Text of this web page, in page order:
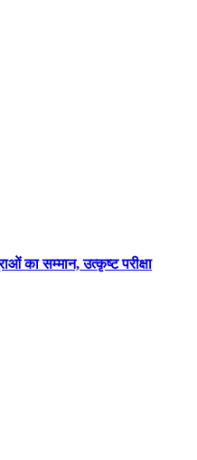
का सम्मान, उत्कृष्ट परीक्षा